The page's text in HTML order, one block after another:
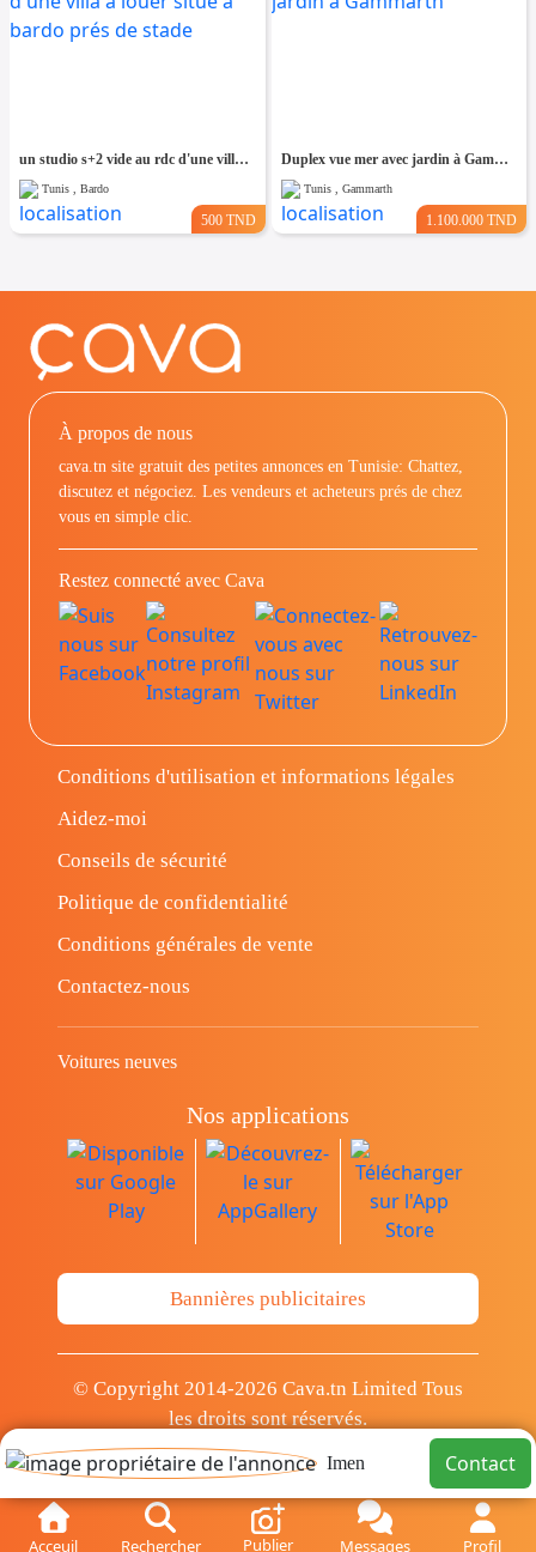
Acceuil Rechercher Publier Messages Profil
un studio s+2 vide au rdc d'une villa a louer situé a bardo prés de stade
Tunis , Bardo
500 TND
Duplex vue mer avec jardin à Gammarth
Tunis , Gammarth
1.100.000 TND
Imen Contact
À propos de nous
cava.tn site gratuit des petites annonces en Tunisie: Chattez,
discutez et négociez. Les vendeurs et acheteurs prés de chez
vous en simple clic.
Restez connecté avec Cava
Conditions d'utilisation et informations légales
Aidez-moi
Conseils de sécurité
Politique de confidentialité
Conditions générales de vente
Contactez-nous
Voitures neuves
Nos applications
Bannières publicitaires
© Copyright 2014-2026 Cava.tn Limited Tous
les droits sont réservés.